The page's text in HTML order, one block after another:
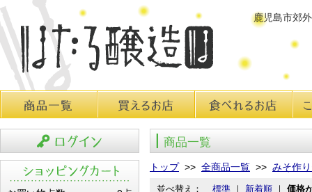
鹿児島市郊
ログイン
商品一覧
トップ>> 全商品一覧 >> みそ作
並べ替え： 標準 ｜ 新着順 ｜ 価格